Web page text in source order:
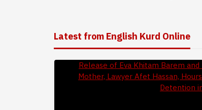
Latest from English Kurd Online